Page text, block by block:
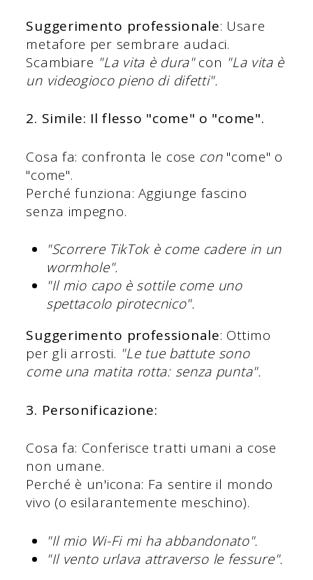
Suggerimento professionale: Usare
metafore per sembrare audaci.
Scambiare "La vita è dura"con "La vita è
un videogioco pieno di difetti".
2. Simile: Il flesso "come" o "come".
Cosa fa: confronta le cose con"come" o
"come".
Perché funziona: Aggiunge fascino
senza impegno.
"Scorrere TikTok è come cadere in un
wormhole".
"Il mio capo è sottile come uno
spettacolo pirotecnico".
Suggerimento professionale: Ottimo
per gli arrosti. "Le tue battute sono
come una matita rotta: senza punta".
3. Personificazione:
Cosa fa: Conferisce tratti umani a cose
non umane.
Perché è un'icona: Fa sentire il mondo
vivo (o esilarantemente meschino).
"Il mio Wi-Fi mi ha abbandonato".
"Il vento urlava attraverso le fessure".